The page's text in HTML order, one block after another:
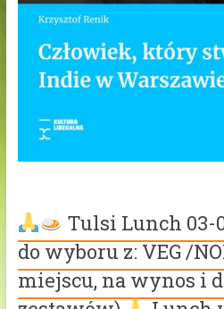
Tulsi Lunch 03-
do wyboru z: VEG /
miejscu, na wynos i